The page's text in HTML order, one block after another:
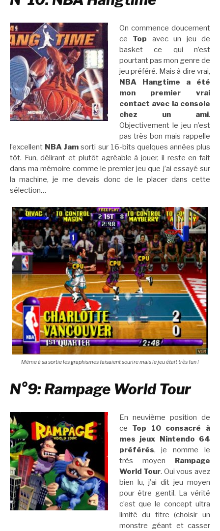
On commence doucement
ce Top avec un jeu de
basket ce qui n’est
pourtant pas mon genre de
jeu préféré. Mais à dire vrai,
NBA Hangtime a été
mon premier vrai
contact avec la console
chez un ami.
Objectivement le jeu n’est
pas très bon mais rappelle
l’excellent NBA Jamsorti sur 16-bits quelques années plus
tôt. Fun, délirant et plutôt agréable à jouer, il reste en fait
dans ma mémoire comme le premier jeu que j’ai essayé sur
la machine, je me devais donc de le placer dans cette
sélection…
Même à sa sortie les graphismes faisaient sourire mais le jeu était très fun !
N°9: Rampage World Tour
En neuvième position de
ce Top 10 consacré à
mes jeux Nintendo 64
préférés, je nomme le
très moyen Rampage
World Tour. Oui vous avez
bien lu, j’ai dit jeu moyen
pour être gentil. La vérité
c’est que le concept ultra
limité du titre (choisir un
monstre géant et casser